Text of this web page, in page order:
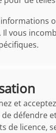
Il vous
et
défendre
de licence,